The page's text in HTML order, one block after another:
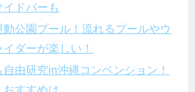
ドバーも
公園プール！流れるプールやウ
ダーが楽しい！
由研究in沖縄コンベンション！